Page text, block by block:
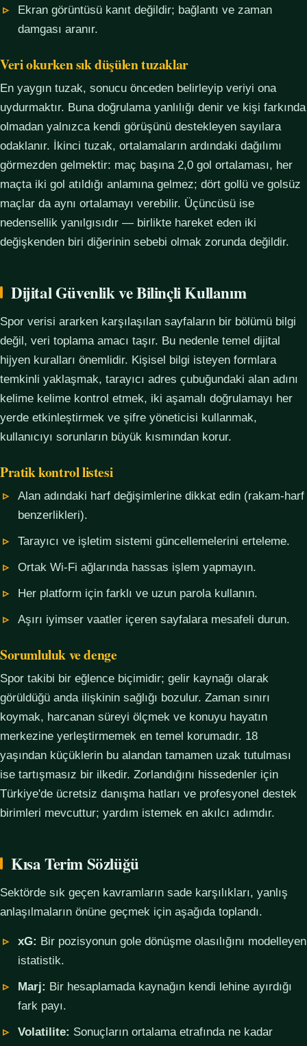
Ekran görüntüsü kanıt değildir; bağlantı ve zaman
damgası aranır.
Veri okurken sık düşülen tuzaklar
En yaygın tuzak, sonucu önceden belirleyip veriyi ona
uydurmaktır. Buna doğrulama yanlılığı denir ve kişi farkında
olmadan yalnızca kendi görüşünü destekleyen sayılara
odaklanır. İkinci tuzak, ortalamaların ardındaki dağılımı
görmezden gelmektir: maç başına 2,0 gol ortalaması, her
maçta iki gol atıldığı anlamına gelmez; dört gollü ve golsüz
maçlar da aynı ortalamayı verebilir. Üçüncüsü ise
nedensellik yanılgısıdır — birlikte hareket eden iki
değişkenden biri diğerinin sebebi olmak zorunda değildir.
Dijital Güvenlik ve Bilinçli Kullanım
Spor verisi ararken karşılaşılan sayfaların bir bölümü bilgi
değil, veri toplama amacı taşır. Bu nedenle temel dijital
hijyen kuralları önemlidir. Kişisel bilgi isteyen formlara
temkinli yaklaşmak, tarayıcı adres çubuğundaki alan adını
kelime kelime kontrol etmek, iki aşamalı doğrulamayı her
yerde etkinleştirmek ve şifre yöneticisi kullanmak,
kullanıcıyı sorunların büyük kısmından korur.
Pratik kontrol listesi
Alan adındaki harf değişimlerine dikkat edin (rakam-harf
benzerlikleri).
Tarayıcı ve işletim sistemi güncellemelerini erteleme.
Ortak Wi-Fi ağlarında hassas işlem yapmayın.
Her platform için farklı ve uzun parola kullanın.
Aşırı iyimser vaatler içeren sayfalara mesafeli durun.
Sorumluluk ve denge
Spor takibi bir eğlence biçimidir; gelir kaynağı olarak
görüldüğü anda ilişkinin sağlığı bozulur. Zaman sınırı
koymak, harcanan süreyi ölçmek ve konuyu hayatın
merkezine yerleştirmemek en temel korumadır. 18
yaşından küçüklerin bu alandan tamamen uzak tutulması
ise tartışmasız bir ilkedir. Zorlandığını hissedenler için
Türkiye'de ücretsiz danışma hatları ve profesyonel destek
birimleri mevcuttur; yardım istemek en akılcı adımdır.
Kısa Terim Sözlüğü
Sektörde sık geçen kavramların sade karşılıkları, yanlış
anlaşılmaların önüne geçmek için aşağıda toplandı.
xG: Bir pozisyonun gole dönüşme olasılığını modelleyen
istatistik.
Marj: Bir hesaplamada kaynağın kendi lehine ayırdığı
fark payı.
Volatilite: Sonuçların ortalama etrafında ne kadar